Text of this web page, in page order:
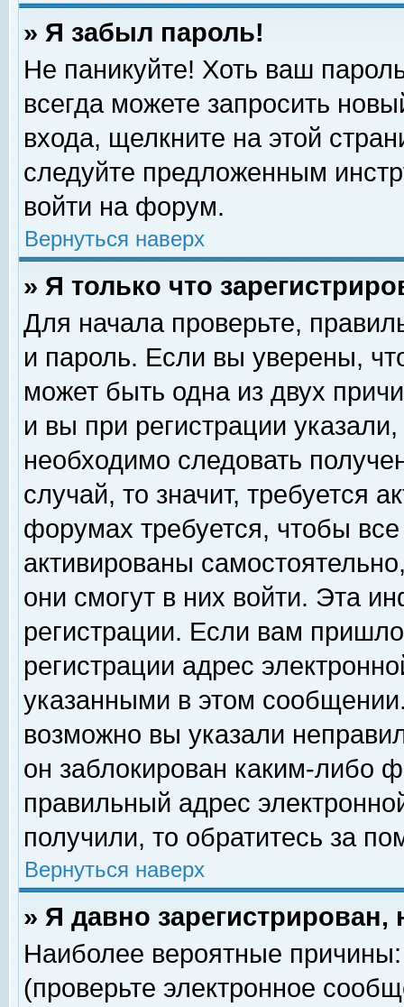
» Я забыл пароль!
Не паникуйте! Хоть ваш
всегда можете запросить
входа, щелкните на этой
следуйте предложенным
войти на форум.
Вернуться наверх
» Я только что
Для начала проверьте,
и пароль. Если вы уверены,
может быть одна из двух
и вы при регистрации
необходимо следовать
случай, то значит, требуется
форумах требуется, чтобы
активированы
они смогут в них войти. Эта
регистрации. Если вам
регистрации адрес
указанными в этом
возможно вы указали
он заблокирован каким-либо
правильный адрес
получили, то обратитесь за
Вернуться наверх
» Я давно
Наиболее вероятные
(проверьте электронное